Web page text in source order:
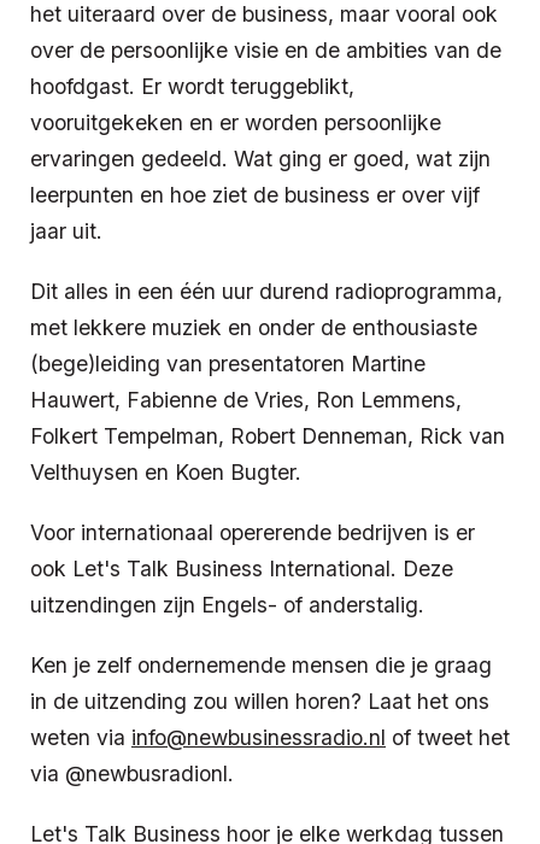
het uiteraard over de business, maar vooral ook
over de persoonlijke visie en de ambities van de
hoofdgast. Er wordt teruggeblikt,
vooruitgekeken en er worden persoonlijke
ervaringen gedeeld. Wat ging er goed, wat zijn
leerpunten en hoe ziet de business er over vijf
jaar uit.
Dit alles in een één uur durend radioprogramma,
met lekkere muziek en onder de enthousiaste
(bege)leiding van presentatoren Martine
Hauwert, Fabienne de Vries, Ron Lemmens,
Folkert Tempelman, Robert Denneman, Rick van
Velthuysen en Koen Bugter.
Voor internationaal opererende bedrijven is er
ook Let's Talk Business International. Deze
uitzendingen zijn Engels- of anderstalig.
Ken je zelf ondernemende mensen die je graag
in de uitzending zou willen horen? Laat het ons
weten via info@newbusinessradio.nl of tweet het
via @newbusradionl.
Let's Talk Business hoor je elke werkdag tussen